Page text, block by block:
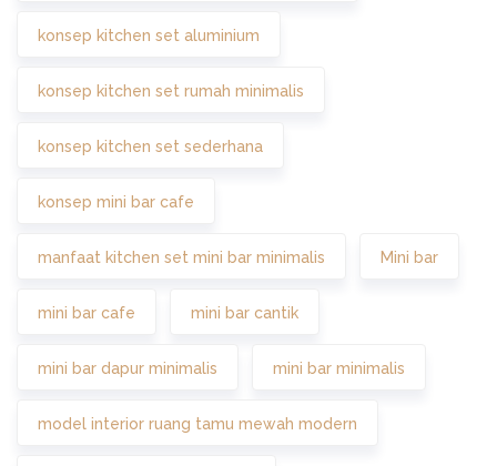
konsep kitchen set aluminium
konsep kitchen set rumah minimalis
konsep kitchen set sederhana
konsep mini bar cafe
manfaat kitchen set mini bar minimalis Mini bar
mini bar cafe mini bar cantik
mini bar dapur minimalis mini bar minimalis
model interior ruang tamu mewah modern